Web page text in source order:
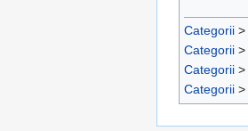
Categorii >
Categorii >
Categorii >
Categorii >